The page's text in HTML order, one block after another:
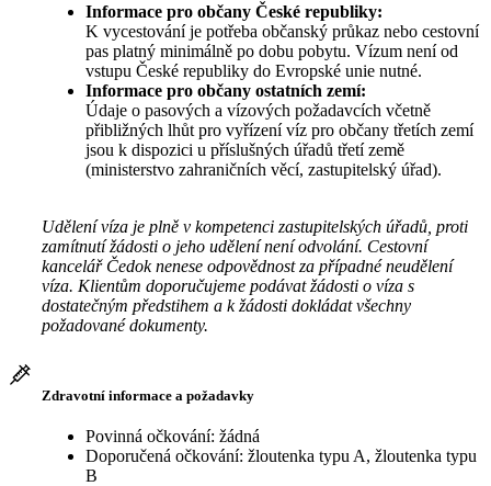
Informace pro občany České republiky:
K vycestování je potřeba občanský průkaz nebo cestovní
pas platný minimálně po dobu pobytu. Vízum není od
vstupu České republiky do Evropské unie nutné.
Informace pro občany ostatních zemí:
Údaje o pasových a vízových požadavcích včetně
přibližných lhůt pro vyřízení víz pro občany třetích zemí
jsou k dispozici u příslušných úřadů třetí země
(ministerstvo zahraničních věcí, zastupitelský úřad).
Udělení víza je plně v kompetenci zastupitelských úřadů, proti
zamítnutí žádosti o jeho udělení není odvolání. Cestovní
kancelář Čedok nenese odpovědnost za případné neudělení
víza. Klientům doporučujeme podávat žádosti o víza s
dostatečným předstihem a k žádosti dokládat všechny
požadované dokumenty.
Zdravotní informace a požadavky
Povinná očkování: žádná
Doporučená očkování: žloutenka typu A, žloutenka typu
B